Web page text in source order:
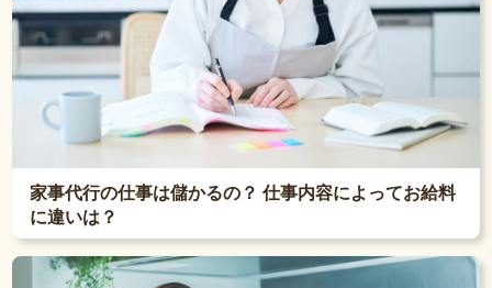
家事代行の仕事は儲かるの？ 仕事内容によってお給料
に違いは？